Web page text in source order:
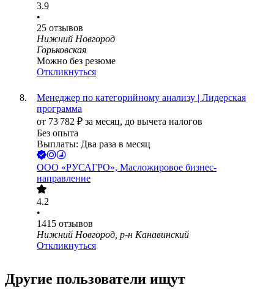
3.9
•
25 отзывов
Нижний Новгород
Горьковская
Можно без резюме
Откликнуться
Менеджер по категорийному анализу | Лидерская
программа
от 73 782 ₽ за месяц, до вычета налогов
Без опыта
Выплаты: Два раза в месяц
ООО «РУСАГРО», Масложировое бизнес-
направление
4.2
•
1415 отзывов
Нижний Новгород, р-н Канавинский
Откликнуться
Другие пользователи ищут